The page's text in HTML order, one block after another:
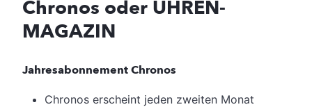
Chronos oder UHREN-
MAGAZIN
Jahresabonnement Chronos
Chronos erscheint jeden zweiten Monat